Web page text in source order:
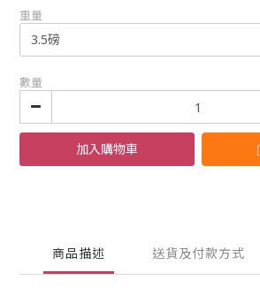
重量
數量
加入購物車
商品描述 送貨及付款方式